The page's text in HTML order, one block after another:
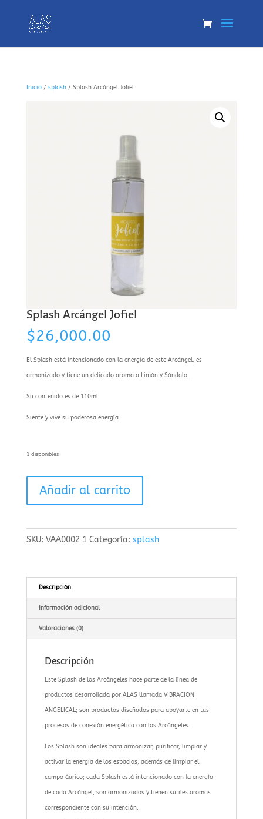
Inicio/ splash/ Splash Arcángel Jofiel
Splash Arcángel Jofiel
$26,000.00
El Splash está intencionado con la energía de este Arcángel, es
armonizado y tiene un delicado aroma a Limón y Sándalo.
Su contenido es de 110ml
Siente y vive su poderosa energía.
1 disponibles
cantidad
Añadir al carrito
SKU: VAA0002 1 Categoría: splash
Descripción
Información adicional
Valoraciones (0)
Descripción
Este Splash de los Arcángeles hace parte de la línea de
productos desarrollada por ALAS llamada VIBRACIÓN
ANGELICAL; son productos diseñados para apoyarte en tus
procesos de conexión energética con los Arcángeles.
Los Splash son ideales para armonizar, purificar, limpiar y
activar la energía de los espacios, además de limpiar el
campo áurico; cada Splash está intencionado con la energía
de cada Arcángel, son armonizados y tienen sutiles aromas
correspondiente con su intención.